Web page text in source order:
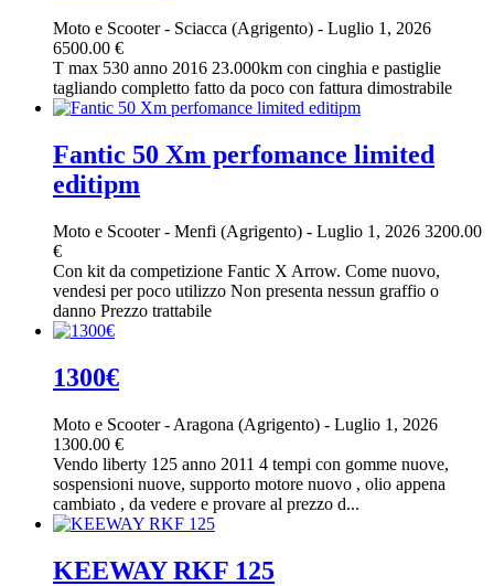
Moto e Scooter- Sciacca (Agrigento) - Luglio 1, 2026
6500.00 €
T max 530 anno 2016 23.000km con cinghia e pastiglie
tagliando completto fatto da poco con fattura dimostrabile
Fantic 50 Xm perfomance limited
editipm
Moto e Scooter- Menfi (Agrigento) - Luglio 1, 2026 3200.00
€
Con kit da competizione Fantic X Arrow. Come nuovo,
vendesi per poco utilizzo Non presenta nessun graffio o
danno Prezzo trattabile
1300€
Moto e Scooter- Aragona (Agrigento) - Luglio 1, 2026
1300.00 €
Vendo liberty 125 anno 2011 4 tempi con gomme nuove,
sospensioni nuove, supporto motore nuovo , olio appena
cambiato , da vedere e provare al prezzo d...
KEEWAY RKF 125